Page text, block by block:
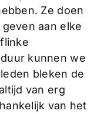
Ze doen
aan elke
kunnen we
bleken de
van erg
van het